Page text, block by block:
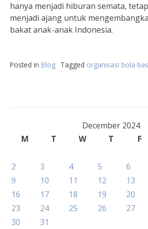
hanya menjadi hiburan semata,
menjadi ajang untuk
bakat anak-anak Indonesia.
Posted in Blog Tagged organisasi bola
December 2024
M
T W T F
2
3 4 5 6
9
10 11 12 13
16
17 18 19 20
23
24 25 26 27
30
31